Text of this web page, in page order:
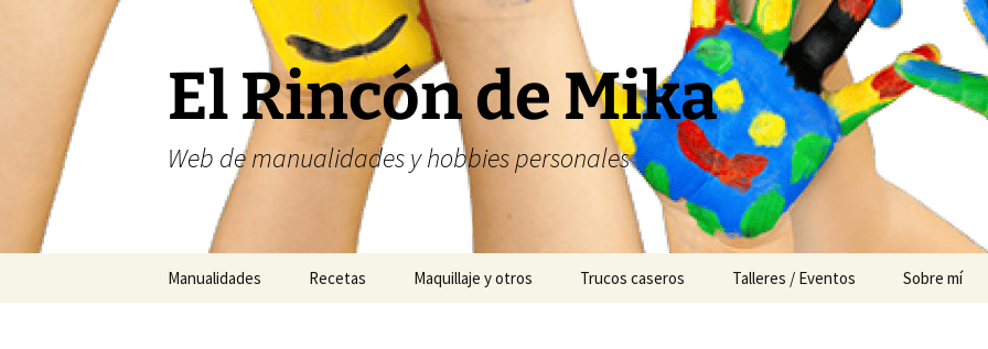
El Rincón de Mika
Web de manualidades y hobbies personales
Manualidades Recetas Maquillaje y otros Trucos caseros Talleres / Eventos Sobre mí